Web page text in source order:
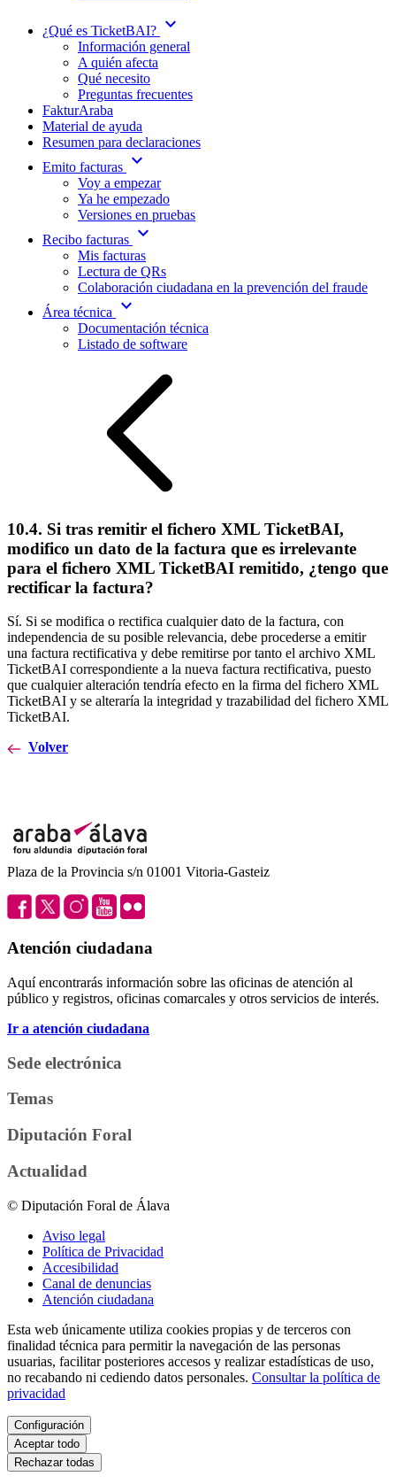
¿Qué es TicketBAI? expand_more
Información general
A quién afecta
Qué necesito
Preguntas frecuentes
FakturAraba
Material de ayuda
Resumen para declaraciones
Emito facturas expand_more
Voy a empezar
Ya he empezado
Versiones en pruebas
Recibo facturas expand_more
Mis facturas
Lectura de QRs
Colaboración ciudadana en la prevención del fraude
Área técnica
expand_more
Documentación técnica
Listado de software
10.4. Si tras remitir el fichero XML TicketBAI,
modifico un dato de la factura que es irrelevante
para el fichero XML TicketBAI remitido, ¿tengo que
rectificar la factura?
Sí. Si se modifica o rectifica cualquier dato de la factura, con
independencia de su posible relevancia, debe procederse a emitir
una factura rectificativa y debe remitirse por tanto el archivo XML
TicketBAI correspondiente a la nueva factura rectificativa, puesto
que cualquier alteración tendría efecto en la firma del fichero XML
TicketBAI y se alteraría la integridad y trazabilidad del fichero XML
TicketBAI.
Volver
Plaza de la Provincia s/n 01001 Vitoria-Gasteiz
Atención ciudadana
Aquí encontrarás información sobre las oficinas de atención al
público y registros, oficinas comarcales y otros servicios de interés.
Ir a atención ciudadana
Sede electrónica
Temas
Diputación Foral
Actualidad
© Diputación Foral de Álava
Aviso legal
Política de Privacidad
Accesibilidad
Canal de denuncias
Atención ciudadana
Esta web únicamente utiliza cookies propias y de terceros con
finalidad técnica para permitir la navegación de las personas
usuarias, facilitar posteriores accesos y realizar estadísticas de uso,
no recabando ni cediendo datos personales. Consultar la política de
privacidad
Configuración
Aceptar todo
Rechazar todas